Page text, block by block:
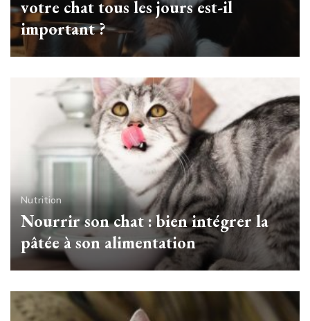
votre chat tous les jours est-il
important ?
Nutrition
Nourrir son chat : bien intégrer la
pâtée à son alimentation